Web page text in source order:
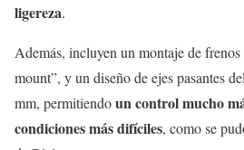
ligereza.
Además, incluyen un montaje de
mount”, y un diseño de ejes pasantes
mm, permitiendoun control mucho
condiciones más difíciles, como se